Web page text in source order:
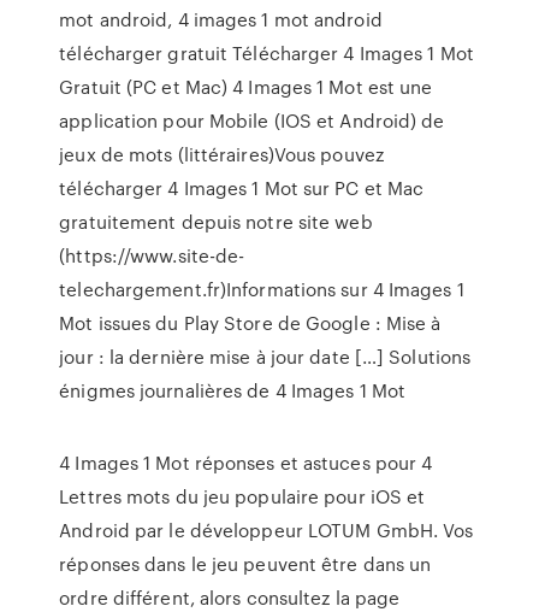
mot android, 4 images 1 mot android
télécharger gratuit Télécharger 4 Images 1 Mot
Gratuit (PC et Mac) 4 Images 1 Mot est une
application pour Mobile (IOS et Android) de
jeux de mots (littéraires)Vous pouvez
télécharger 4 Images 1 Mot sur PC et Mac
gratuitement depuis notre site web
(https://www.site-de-
telechargement.fr)Informations sur 4 Images 1
Mot issues du Play Store de Google : Mise à
jour : la dernière mise à jour date […] Solutions
énigmes journalières de 4 Images 1 Mot
4 Images 1 Mot réponses et astuces pour 4
Lettres mots du jeu populaire pour iOS et
Android par le développeur LOTUM GmbH. Vos
réponses dans le jeu peuvent être dans un
ordre différent, alors consultez la page